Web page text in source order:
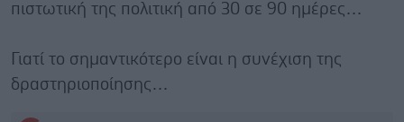
πιστωτική της πολιτική από 30 σε 90 ημέρες…
Γιατί το σημαντικότερο είναι η συνέχιση της
δραστηριοποίησης…